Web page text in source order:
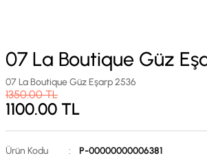
07 La Boutique Güz
07 La Boutique Güz Eşarp 2536
1350.00TL
1100.00 TL
Ürün Kodu :
P-00000000006381